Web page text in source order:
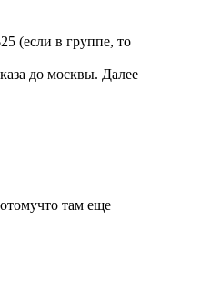
(если в группе, то
до москвы. Далее
там еще